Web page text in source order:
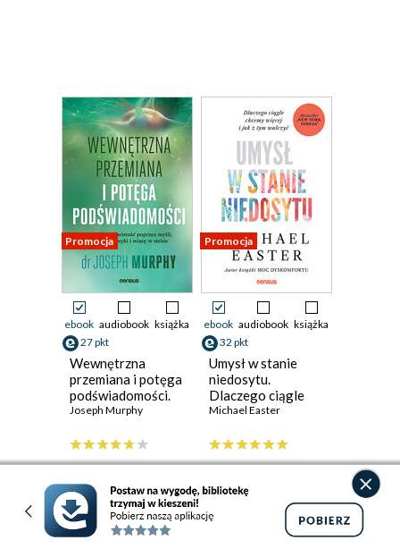
Promocja
ebook audiobook książka
27 pkt
Wewnętrzna
przemiana i potęga
podświadomości.
Kreuj
poprzez myśli,
emocje, nawyki i
Joseph Murphy
(24,95 zł najniższa cena z 30 dni)
27.45 zł
49.90zł (-45%)
Promocja
ebook audiobook książka
32 pkt
Umysł w stanie
niedosytu.
Dlaczego ciągle
chcemy więcej i jak
Michael Easter
(29,95 zł najniższa cena z 30 dni)
32.95 zł
(-45%)